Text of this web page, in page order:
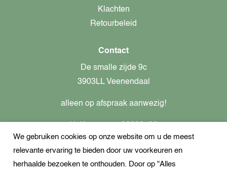
Klachten
Retourbeleid
Contact
De smalle zijde 9c
3903LL Veenendaal
alleen op afspraak aanwezig!
Btw-nummer: nl862437301B01
+31621944547
We gebruiken cookies op onze website om u de meest
relevante ervaring te bieden door uw voorkeuren en
herhaalde bezoeken te onthouden. Door op "Alles